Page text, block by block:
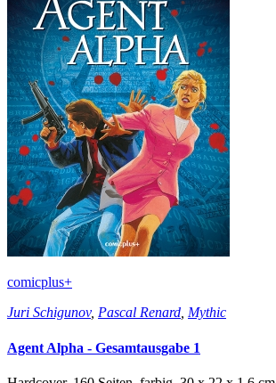
comicplus+
Juri Schigunov, Pascal Renard, Mythic
Agent Alpha - Gesamtausgabe 1